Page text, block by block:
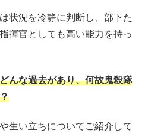
状況を冷静に判断し、部下た
揮官としても高い能力を持っ
んな過去があり、何故鬼殺隊
生い立ちについてご紹介して